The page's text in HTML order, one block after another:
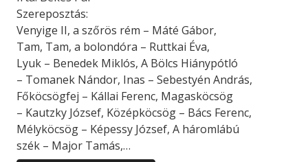
Szereposztás:
Venyige II, a szőrös rém – Máté Gábor,
Tam, Tam, a bolondóra – Ruttkai Éva,
Lyuk – Benedek Miklós, A Bölcs Hiánypótló
– Tomanek Nándor, Inas – Sebestyén András,
Főköcsögfej – Kállai Ferenc, Magasköcsög
– Kautzky József, Középköcsög – Bács Ferenc,
Mélyköcsög – Képessy József, A háromlábú
szék – Major Tamás,…